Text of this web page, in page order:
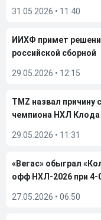
31.05.2026 • 11:40
ИИХФ примет
российской сборной
29.05.2026 • 12:15
TMZ назвал причину
чемпиона НХЛ
29.05.2026 • 11:31
«Вегас» обыграл
офф НХЛ-2026 при 4-
27.05.2026 • 06:50